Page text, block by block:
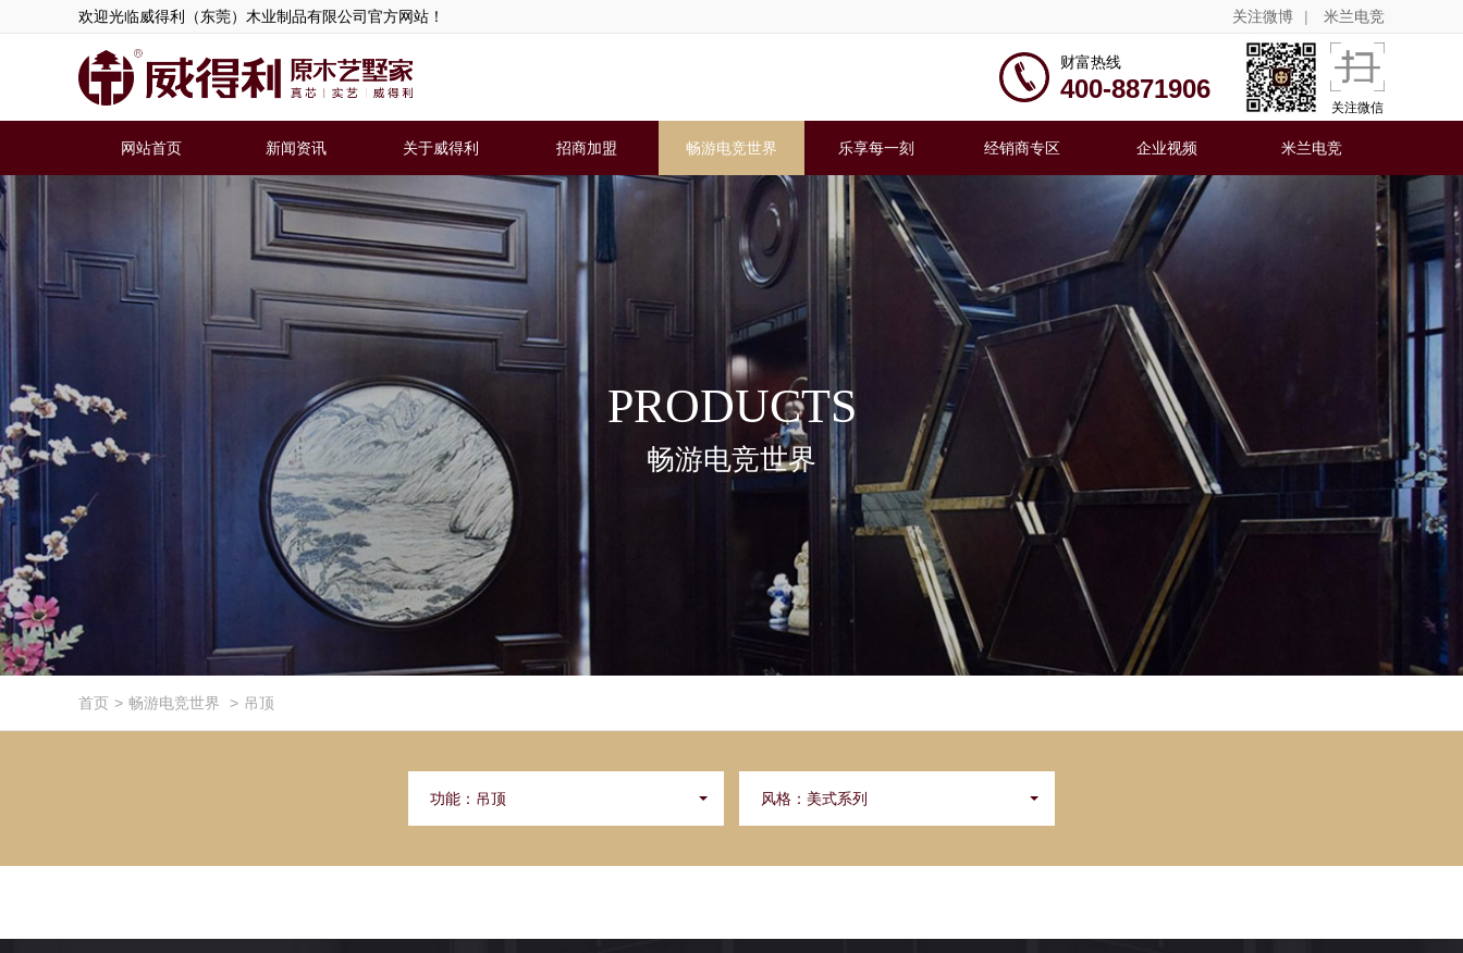
欢迎光临威得利（东莞）木业制品有限公司官方网站！ 关注微博 | 米兰电竞
关注微信
财富热线
400-8871906
网站首页 新闻资讯 关于威得利 招商加盟 畅游电竞世界 乐享每一刻 经销商专区 企业视频 米兰电竞
威得利木业制品有限公司前身是“上海刘氏威得利精品楼梯“，公司成立于1996
年，是国内最早涉足楼梯并将楼梯专业化、商业化推广的楼梯制造公司。
PRODUCTS
畅游电竞世界
首页 > 畅游电竞世界 > 吊顶
功能： 吊顶 风格： 美式系列